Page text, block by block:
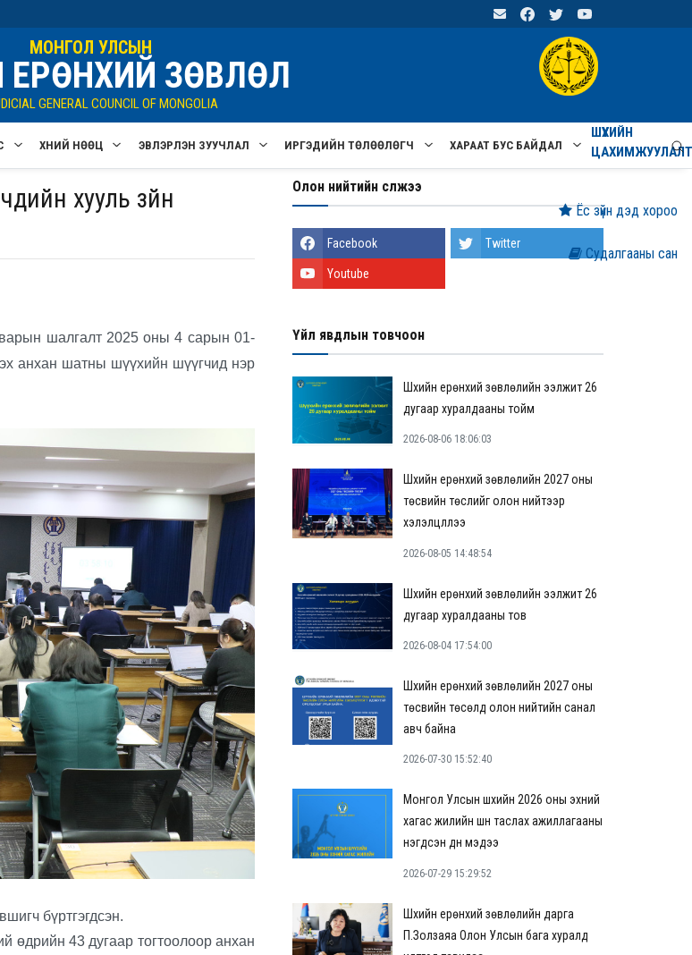
МОНГОЛ УЛСЫН
ЕРӨНХИЙ ЗӨВЛӨЛ
GENERAL COUNCIL OF MONGOLIA
ХҮНИЙ НӨӨЦ ЭВЛЭРҮҮЛЭН ЗУУЧЛАЛ ИРГЭДИЙН ТӨЛӨӨЛӨГЧ ХАРААТ БУС БАЙДАЛ
ШҮҮХИЙН
хууль зүйн
шалгалт 2025 оны 4 сарын 01-
анхан шатны шүүхийн шүүгчид нэр
бүртгэгдсэн.
43 дугаар тогтоолоор анхан
Олон нийтийн сүлжээ
Facebook Twitter
Youtube
Үйл явдлын товчоон
Шүүхийн ерөнхий зөвлөлийн ээлжит 26
дугаар хуралдааны тойм
2026-08-06 18:06:03
Шүүхийн ерөнхий зөвлөлийн 2027 оны
төсвийн төслийг олон нийтээр
хэлэлцүүллээ
2026-08-05 14:48:54
Шүүхийн ерөнхий зөвлөлийн ээлжит 26
дугаар хуралдааны тов
2026-08-04 17:54:00
Шүүхийн ерөнхий зөвлөлийн 2027 оны
төсвийн төсөлд олон нийтийн санал
авч байна
2026-07-30 15:52:40
Монгол Улсын шүүхийн 2026 оны эхний
хагас жилийн шүүн таслах ажиллагааны
нэгдсэн дүн мэдээ
2026-07-29 15:29:52
Шүүхийн ерөнхий зөвлөлийн дарга
П.Золзаяа Олон Улсын бага хуралд
Судалгааны сан
Ёс зүйн дэд хороо